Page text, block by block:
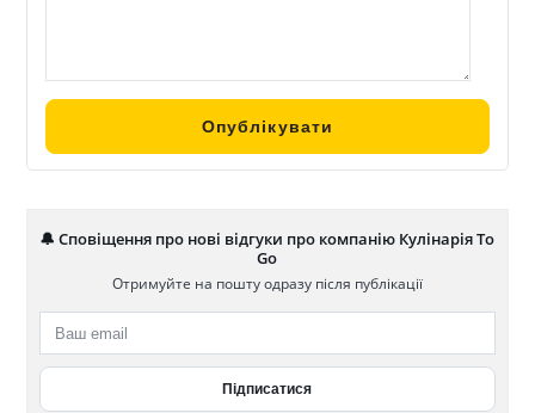
🔔 Сповіщення про нові відгуки про компанію Кулінарія To
Go
Отримуйте на пошту одразу після публікації